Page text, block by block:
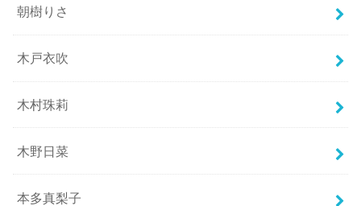
朝樹りさ
木戸衣吹
木村珠莉
木野日菜
本多真梨子